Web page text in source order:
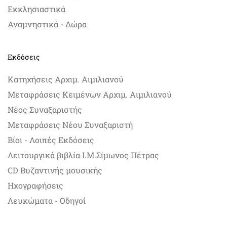
Εκκλησιαστικά
Αναμνηστικά - Δώρα
Εκδόσεις
Κατηχήσεις Αρχιμ. Αιμιλιανού
Μεταφράσεις Κειμένων Αρχιμ. Αιμιλιανού
Νέος Συναξαριστής
Μεταφράσεις Νέου Συναξαριστή
Βίοι - Λοιπές Εκδόσεις
Λειτουργικά βιβλία Ι.Μ.Σίμωνος Πέτρας
CD Βυζαντινής μουσικής
Ηχογραφήσεις
Λευκώματα - Οδηγοί